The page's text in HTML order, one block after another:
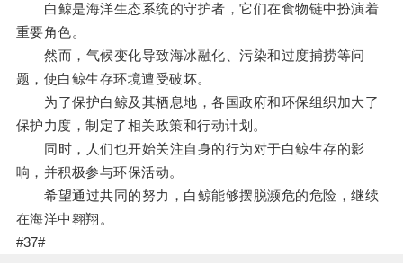
白鲸是海洋生态系统的守护者，它们在食物链中扮演着
重要角色。
然而，气候变化导致海冰融化、污染和过度捕捞等问
题，使白鲸生存环境遭受破坏。
为了保护白鲸及其栖息地，各国政府和环保组织加大了
保护力度，制定了相关政策和行动计划。
同时，人们也开始关注自身的行为对于白鲸生存的影
响，并积极参与环保活动。
希望通过共同的努力，白鲸能够摆脱濒危的危险，继续
在海洋中翱翔。
#37#